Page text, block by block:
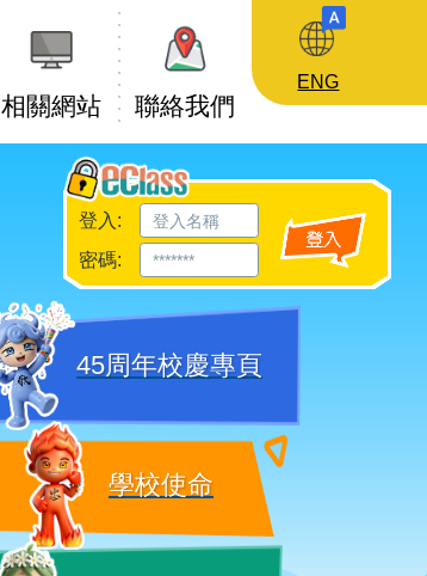
相關網站 聯絡我們
ENG
登入:
密碼:
45周年校慶專頁
學校使命